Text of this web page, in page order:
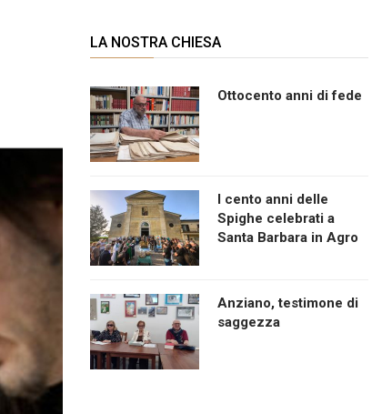
LA NOSTRA CHIESA
Ottocento anni di fede
I cento anni delle
Spighe celebrati a
Santa Barbara in Agro
Anziano, testimone di
saggezza